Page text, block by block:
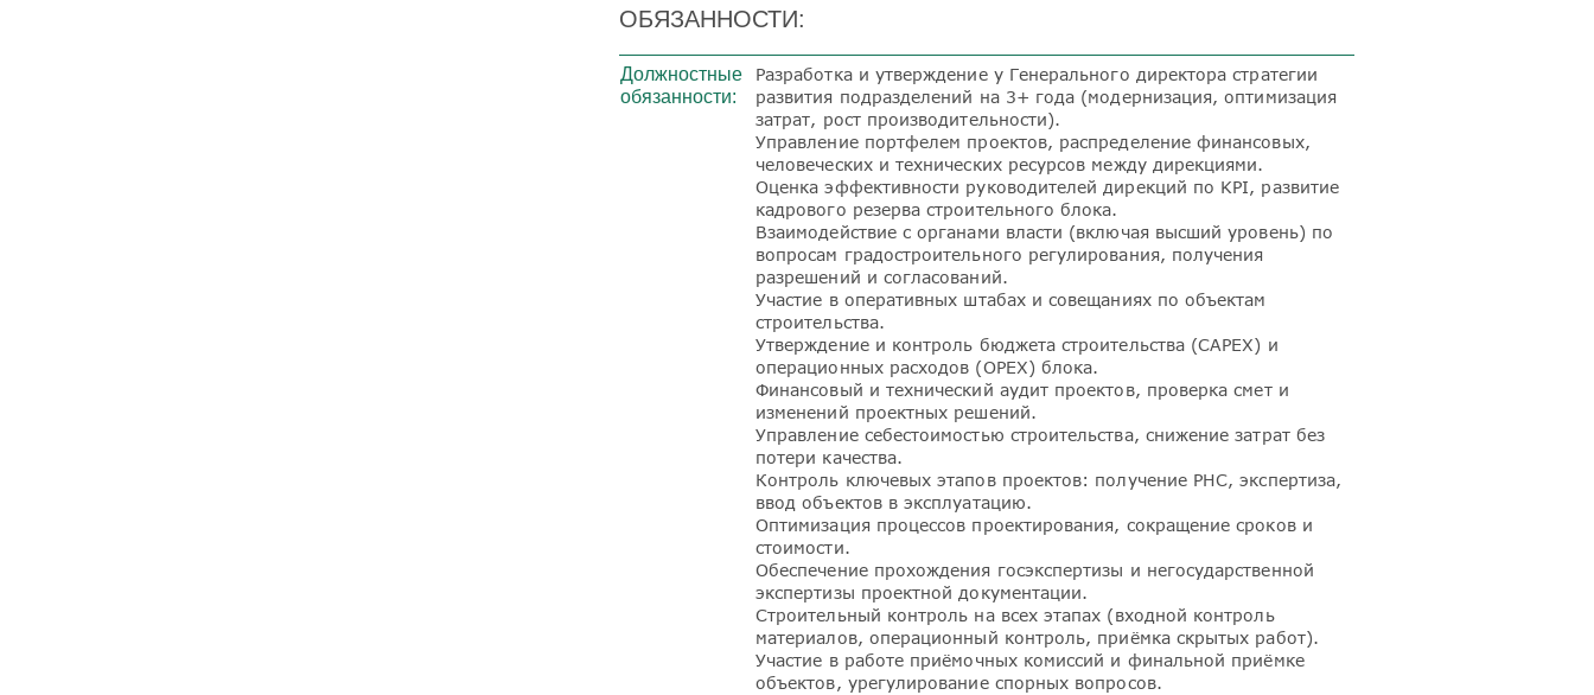
ОБЯЗАННОСТИ:
Должностные
обязанности:
Разработка и утверждение у Генерального директора стратегии
развития подразделений на 3+ года (модернизация, оптимизация
затрат, рост производительности).
Управление портфелем проектов, распределение финансовых,
человеческих и технических ресурсов между дирекциями.
Оценка эффективности руководителей дирекций по KPI, развитие
кадрового резерва строительного блока.
Взаимодействие с органами власти (включая высший уровень) по
вопросам градостроительного регулирования, получения
разрешений и согласований.
Участие в оперативных штабах и совещаниях по объектам
строительства.
Утверждение и контроль бюджета строительства (CAPEX) и
операционных расходов (OPEX) блока.
Финансовый и технический аудит проектов, проверка смет и
изменений проектных решений.
Управление себестоимостью строительства, снижение затрат без
потери качества.
Контроль ключевых этапов проектов: получение РНС, экспертиза,
ввод объектов в эксплуатацию.
Оптимизация процессов проектирования, сокращение сроков и
стоимости.
Обеспечение прохождения госэкспертизы и негосударственной
экспертизы проектной документации.
Строительный контроль на всех этапах (входной контроль
материалов, операционный контроль, приёмка скрытых работ).
Участие в работе приёмочных комиссий и финальной приёмке
объектов, урегулирование спорных вопросов.